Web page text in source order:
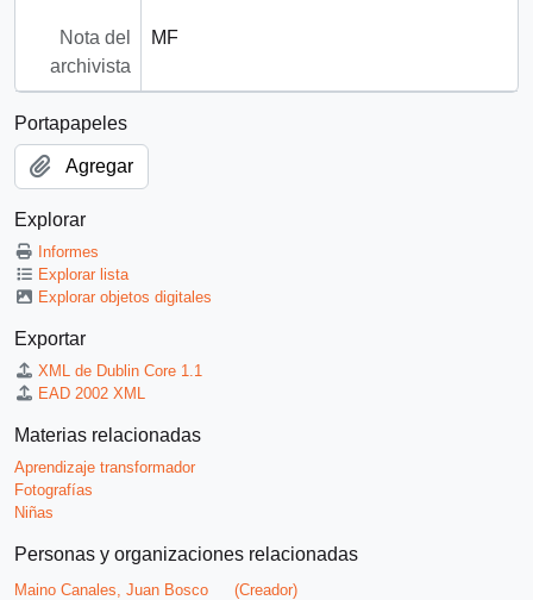
Nota del
archivista
MF
Portapapeles
Agregar
Explorar
Informes
Explorar lista
Explorar objetos digitales
Exportar
XML de Dublin Core 1.1
EAD 2002 XML
Materias relacionadas
Aprendizaje transformador
Fotografías
Niñas
Personas y organizaciones relacionadas
Maino Canales, Juan Bosco (Creador)